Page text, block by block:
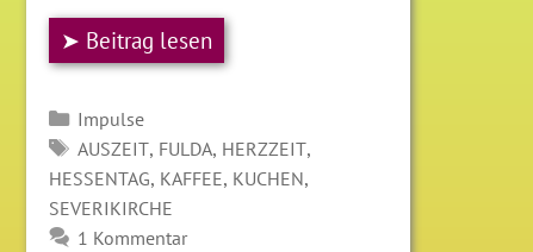
➤ Beitrag lesen
Kategorien
Impulse
SCHLAGWÖRTER
AUSZEIT, FULDA, HERZZEIT,
HESSENTAG, KAFFEE, KUCHEN,
SEVERIKIRCHE
1 Kommentar